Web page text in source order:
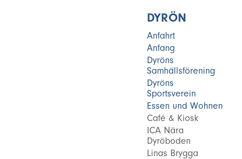
DYRÖN
Anfahrt
Anfang
Dyröns
Samhällsförening
Dyröns
Sportsverein
Essen und Wohnen
Café & Kiosk
ICA Nära
Dyröboden
Linas Brygga